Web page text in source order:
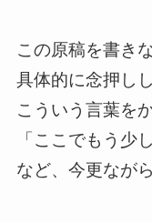
この原稿を書き
具体的に念押し
こういう言葉を
「ここでもう
など、今更なが